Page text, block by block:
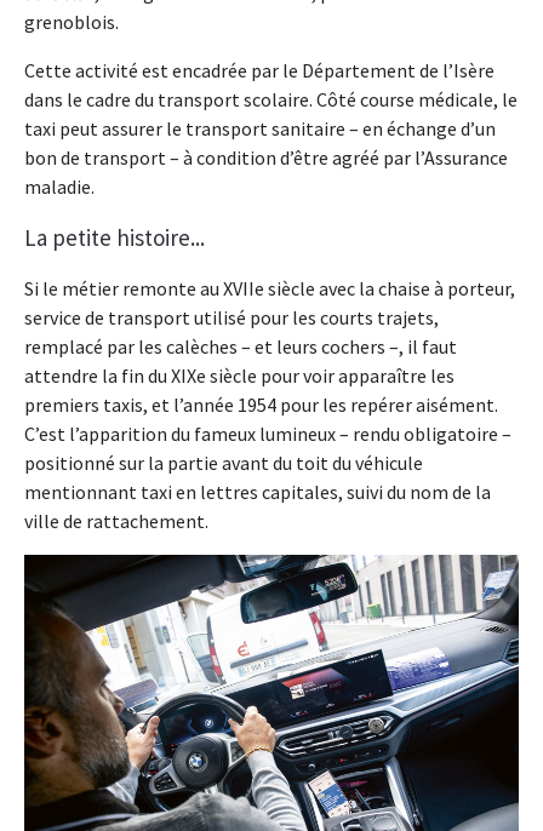
grenoblois.
Cette activité est encadrée par le Département de l’Isère
dans le cadre du transport scolaire. Côté course médicale, le
taxi peut assurer le transport sanitaire – en échange d’un
bon de transport – à condition d’être agréé par l’Assurance
maladie.
La petite histoire...
Si le métier remonte au XVIIe siècle avec la chaise à porteur,
service de transport utilisé pour les courts trajets,
remplacé par les calèches – et leurs cochers –, il faut
attendre la fin du XIXe siècle pour voir apparaître les
premiers taxis, et l’année 1954 pour les repérer aisément.
C’est l’apparition du fameux lumineux – rendu obligatoire –
positionné sur la partie avant du toit du véhicule
mentionnant taxi en lettres capitales, suivi du nom de la
ville de rattachement.